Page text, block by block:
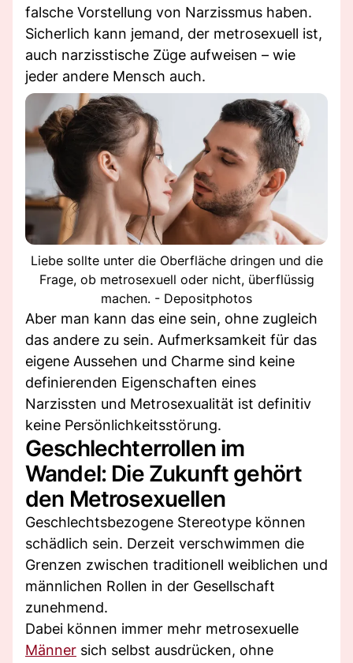
falsche Vorstellung von Narzissmus haben.
Sicherlich kann jemand, der metrosexuell ist,
auch narzisstische Züge aufweisen – wie
jeder andere Mensch auch.
Liebe sollte unter die Oberfläche dringen und die
Frage, ob metrosexuell oder nicht, überflüssig
machen. - Depositphotos
Aber man kann das eine sein, ohne zugleich
das andere zu sein. Aufmerksamkeit für das
eigene Aussehen und Charme sind keine
definierenden Eigenschaften eines
Narzissten und Metrosexualität ist definitiv
keine Persönlichkeitsstörung.
Geschlechterrollen im
Wandel: Die Zukunft gehört
den Metrosexuellen
Geschlechtsbezogene Stereotype können
schädlich sein. Derzeit verschwimmen die
Grenzen zwischen traditionell weiblichen und
männlichen Rollen in der Gesellschaft
zunehmend.
Dabei können immer mehr metrosexuelle
Männer sich selbst ausdrücken, ohne